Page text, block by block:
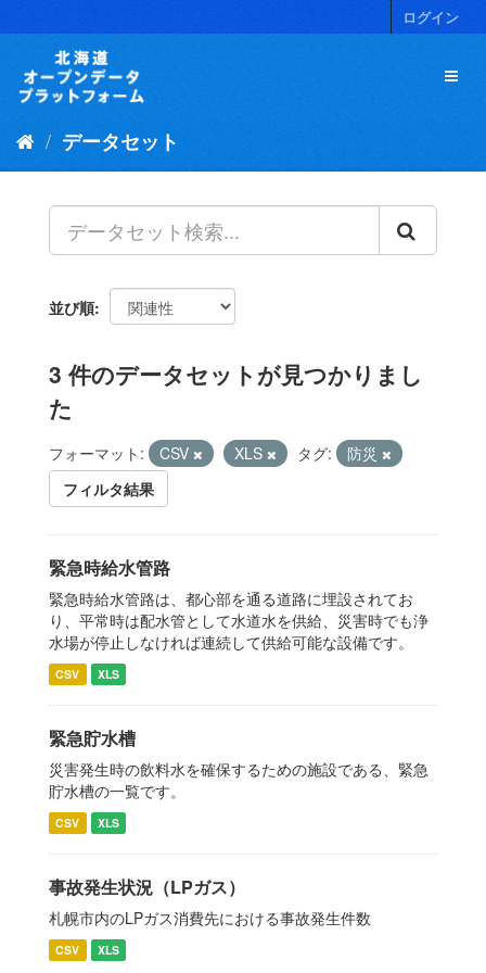
キ
ログイン
データセット
並び順
3 件のデータセットが見つかりまし
た
フォーマット: CSV XLS タグ:
防災
フィルタ結果
緊急時給水管路
緊急時給水管路は、都心部を通る道路に埋設されてお
り、平常時は配水管として水道水を供給、災害時でも浄
水場が停止しなければ連続して供給可能な設備です。
CSV XLS
緊急貯水槽
災害発生時の飲料水を確保するための施設である、緊急
貯水槽の一覧です。
CSV XLS
事故発生状況（LPガス）
札幌市内のLPガス消費先における事故発生件数
CSV XLS